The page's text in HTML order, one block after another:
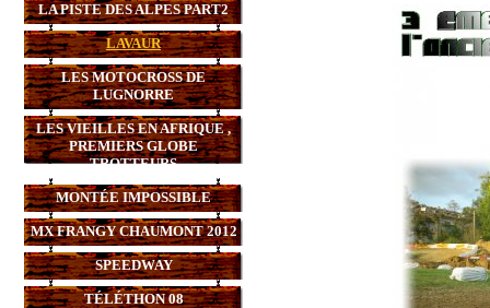
LA PISTE DES ALPES PART2
LAVAUR
LES MOTOCROSS DE
LUGNORRE
LES VIEILLES EN AFRIQUE ,
PREMIERS GLOBE
TROTTEURS
MONTÉE IMPOSSIBLE
MX FRANGY CHAUMONT 2012
SPEEDWAY
TÉLÉTHON 08